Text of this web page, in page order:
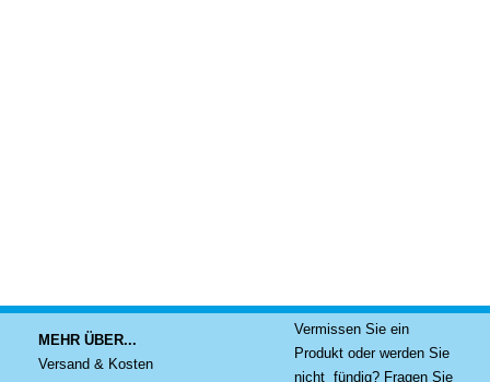
MEHR ÜBER...
Versand & Kosten
Vermissen Sie ein
Produkt oder werden Sie
nicht fündig? Fragen Sie